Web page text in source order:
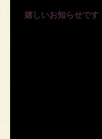
嬉しいお知らせです